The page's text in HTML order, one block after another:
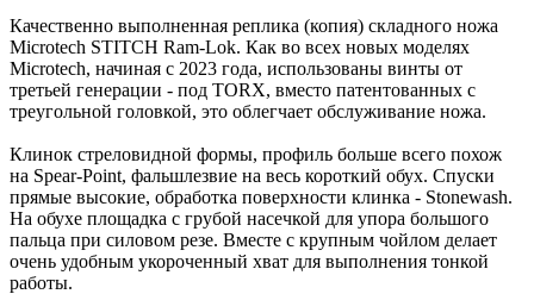
Качественно выполненная реплика (копия) складного ножа
Microtech STITCH Ram-Lok. Как во всех новых моделях
Microtech, начиная с 2023 года, использованы винты от
третьей генерации - под TORX, вместо патентованных с
треугольной головкой, это облегчает обслуживание ножа.
Клинок стреловидной формы, профиль больше всего похож
на Spear-Point, фальшлезвие на весь короткий обух. Спуски
прямые высокие, обработка поверхности клинка - Stonewash.
На обухе площадка с грубой насечкой для упора большого
пальца при силовом резе. Вместе с крупным чойлом делает
очень удобным укороченный хват для выполнения тонкой
работы.